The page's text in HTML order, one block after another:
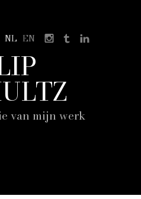
van mijn werk
NL EN